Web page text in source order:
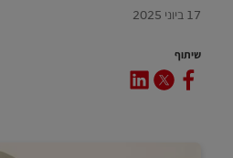
17 ביוני 2025
שיתוף